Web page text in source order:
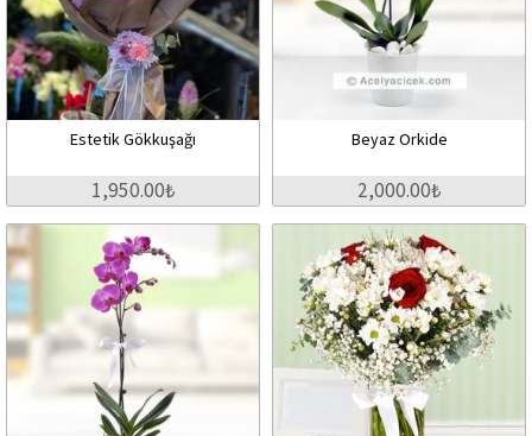
Estetik Gökkuşağı
1,950.00₺
Beyaz Orkide
2,000.00₺